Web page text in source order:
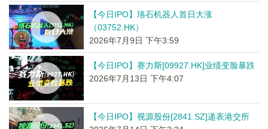
【今日IPO】珞石机器人首日大涨
（03752.HK）
2026年7月9日 下午3:59
【今日IPO】赛力斯[09927.HK]业绩变脸暴跌
2026年7月13日 下午4:07
【今日IPO】视源股份[2841.SZ]递表港交所